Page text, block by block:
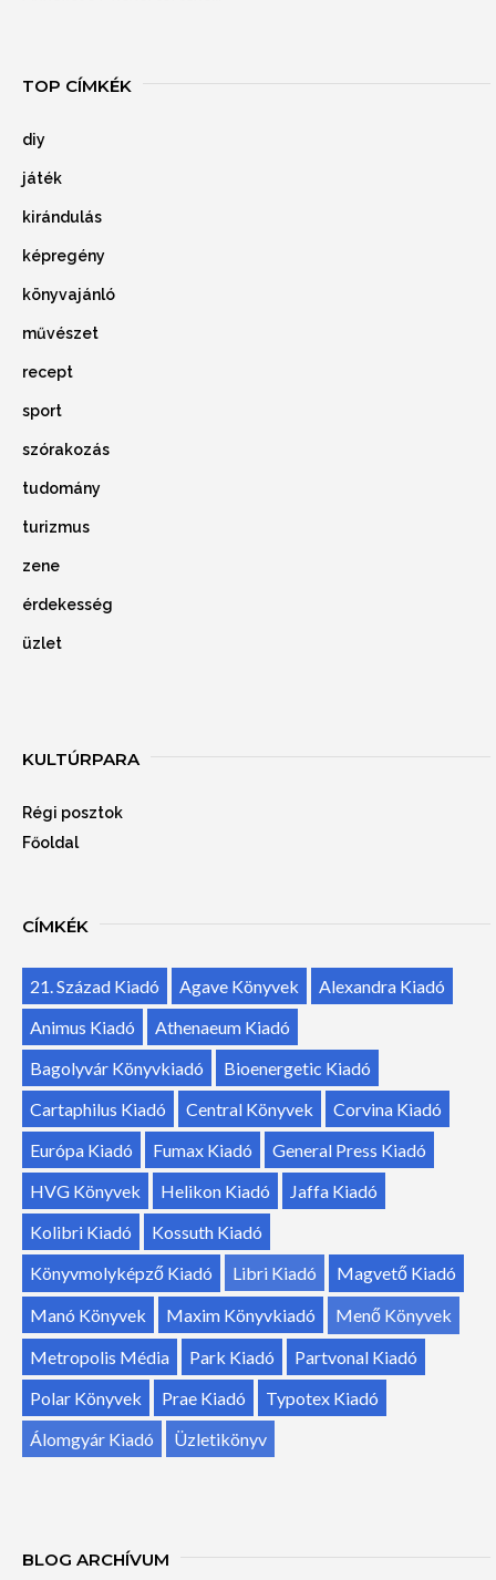
TOP CÍMKÉK
diy
játék
kirándulás
képregény
könyvajánló
művészet
recept
sport
szórakozás
tudomány
turizmus
zene
érdekesség
üzlet
KULTÚRPARA
Régi posztok
Főoldal
CÍMKÉK
21. Század Kiadó Agave Könyvek
Alexandra Kiadó
Animus Kiadó
Athenaeum Kiadó
Bagolyvár Könyvkiadó
Bioenergetic Kiadó
Cartaphilus Kiadó
Central Könyvek
Corvina Kiadó
Európa Kiadó
Fumax Kiadó
General Press Kiadó
HVG Könyvek
Helikon Kiadó
Jaffa Kiadó
Kolibri Kiadó
Kossuth Kiadó
Könyvmolyképző Kiadó
Libri Kiadó
Magvető Kiadó
Manó Könyvek
Maxim Könyvkiadó
Menő Könyvek
Metropolis Média
Park Kiadó
Partvonal Kiadó
Polar Könyvek
Prae Kiadó
Typotex Kiadó
Álomgyár Kiadó
Üzletikönyv
BLOG ARCHÍVUM